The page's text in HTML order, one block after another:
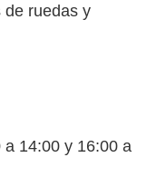
de ruedas y
14:00 y 16:00 a